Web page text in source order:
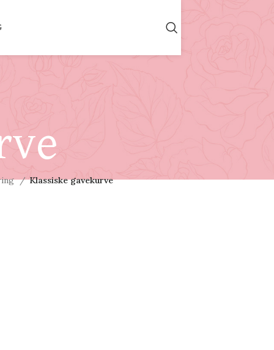
Klassiske gavekurve